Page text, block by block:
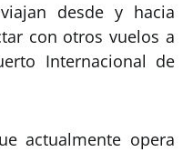
desde y hacia
con otros vuelos a
Internacional de
actualmente opera